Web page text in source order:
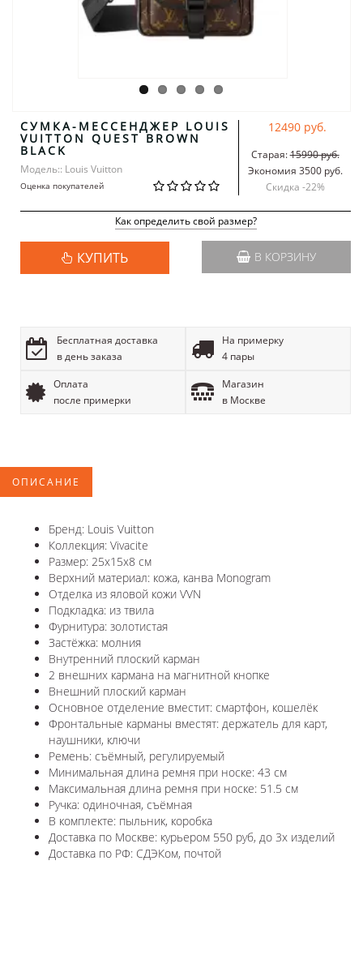
СУМКА-МЕССЕНДЖЕР LOUIS
VUITTON QUEST BROWN
BLACK
Модель:: Louis Vuitton
Оценка покупателей
12490 руб.
Старая:15990 руб.
Экономия 3500 руб.
Скидка -22%
Как определить свой размер?
КУПИТЬ В КОРЗИНУ
Бесплатная доставка
в день заказа
На примерку
4 пары
Оплата
после примерки
Магазин
в Москве
ОПИСАНИЕ
Бренд: Louis Vuitton
Коллекция: Vivacite
Размер: 25x15x8 см
Верхний материал: кожа, канва Monogram
Отделка из яловой кожи VVN
Подкладка: из твила
Фурнитура: золотистая
Застёжка: молния
Внутренний плоский карман
2 внешних кармана на магнитной кнопке
Внешний плоский карман
Основное отделение вместит: смартфон, кошелёк
Фронтальные карманы вместят: держатель для карт,
наушники, ключи
Ремень: съёмный, регулируемый
Минимальная длина ремня при носке: 43 см
Максимальная длина ремня при носке: 51.5 см
Ручка: одиночная, съёмная
В комплекте: пыльник, коробка
Доставка по Москве: курьером 550 руб, до 3х изделий
Доставка по РФ: СДЭКом, почтой